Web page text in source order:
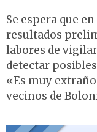
Se espera que
resultados
labores de
detectar
«Es muy
vecinos de